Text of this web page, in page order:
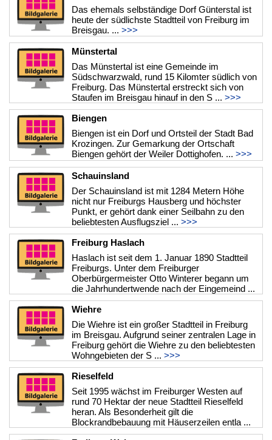
Das ehemals selbständige Dorf Günterstal ist
heute der südlichste Stadtteil von Freiburg im
Breisgau. ... >>>
Münstertal
Das Münstertal ist eine Gemeinde im
Südschwarzwald, rund 15 Kilomter südlich von
Freiburg. Das Münstertal erstreckt sich von
Staufen im Breisgau hinauf in den S ... >>>
Biengen
Biengen ist ein Dorf und Ortsteil der Stadt Bad
Krozingen. Zur Gemarkung der Ortschaft
Biengen gehört der Weiler Dottighofen. ... >>>
Schauinsland
Der Schauinsland ist mit 1284 Metern Höhe
nicht nur Freiburgs Hausberg und höchster
Punkt, er gehört dank einer Seilbahn zu den
beliebtesten Ausflugsziel ... >>>
Freiburg Haslach
Haslach ist seit dem 1. Januar 1890 Stadtteil
Freiburgs. Unter dem Freiburger
Oberbürgermeister Otto Winterer begann um
die Jahrhundertwende nach der Eingemeind ...
>>>
Wiehre
Die Wiehre ist ein großer Stadtteil in Freiburg
im Breisgau. Aufgrund seiner zentralen Lage in
Freiburg gehört die Wiehre zu den beliebtesten
Wohngebieten der S ... >>>
Rieselfeld
Seit 1995 wächst im Freiburger Westen auf
rund 70 Hektar der neue Stadtteil Rieselfeld
heran. Als Besonderheit gilt die
Blockrandbebauung mit Häuserzeilen entla ...
>>>